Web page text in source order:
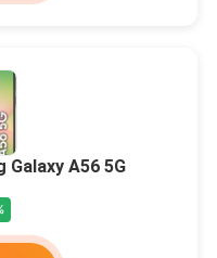
A56 5G